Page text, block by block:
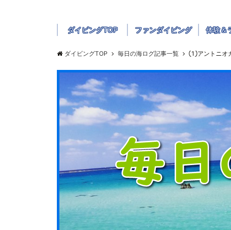
ダイビングTOP ファンダイビング 体験＆
ダイビングTOP 毎日の海ログ記事一覧 ①アントニオ